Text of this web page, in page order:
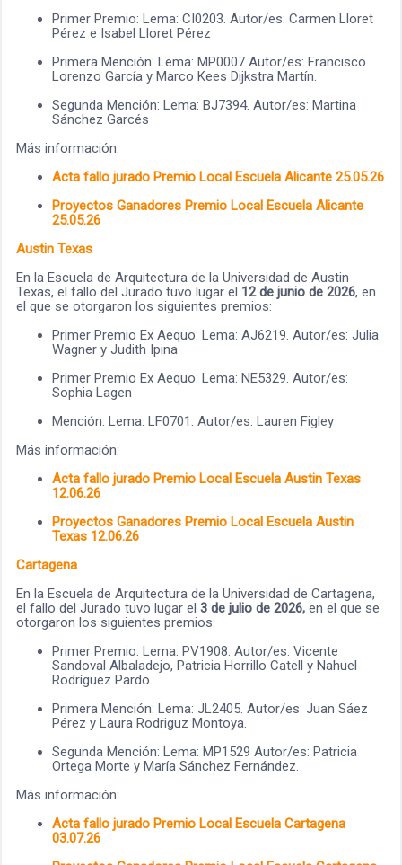
Primer Premio: Lema: CI0203. Autor/es: Carmen Lloret
Pérez e Isabel Lloret Pérez
Primera Mención: Lema: MP0007 Autor/es: Francisco
Lorenzo García y Marco Kees Dijkstra Martín.
Segunda Mención: Lema: BJ7394. Autor/es: Martina
Sánchez Garcés
Más información:
Acta fallo jurado Premio Local Escuela Alicante 25.05.26
Proyectos Ganadores Premio Local Escuela Alicante
25.05.26
Austin Texas
En la Escuela de Arquitectura de la Universidad de Austin
Texas, el fallo del Jurado tuvo lugar el 12 de junio de 2026, en
el que se otorgaron los siguientes premios:
Primer Premio Ex Aequo: Lema: AJ6219. Autor/es: Julia
Wagner y Judith Ipina
Primer Premio Ex Aequo: Lema: NE5329. Autor/es:
Sophia Lagen
Mención: Lema: LF0701. Autor/es: Lauren Figley
Más información:
Acta fallo jurado Premio Local Escuela Austin Texas
12.06.26
Proyectos Ganadores Premio Local Escuela Austin
Texas 12.06.26
Cartagena
En la Escuela de Arquitectura de la Universidad de Cartagena,
el fallo del Jurado tuvo lugar el3 de julio de 2026, en el que se
otorgaron los siguientes premios:
Primer Premio: Lema: PV1908. Autor/es: Vicente
Sandoval Albaladejo, Patricia Horrillo Catell y Nahuel
Rodríguez Pardo.
Primera Mención: Lema: JL2405. Autor/es: Juan Sáez
Pérez y Laura Rodriguz Montoya.
Segunda Mención: Lema: MP1529 Autor/es: Patricia
Ortega Morte y María Sánchez Fernández.
Más información:
Acta fallo jurado Premio Local Escuela Cartagena
03.07.26